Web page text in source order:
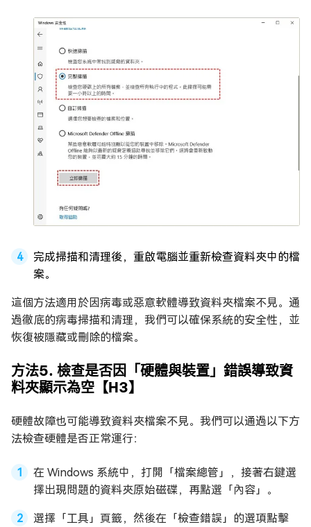
完成掃描和清理後，重啟電腦並重新檢查資料夾中的檔
案。
這個方法適用於因病毒或惡意軟體導致資料夾檔案不見。通
過徹底的病毒掃描和清理，我們可以確保系統的安全性，並
恢復被隱藏或刪除的檔案。
方法5. 檢查是否因「硬體與裝置」錯誤導致資
料夾顯示為空【H3】
硬體故障也可能導致資料夾檔案不見。我們可以通過以下方
法檢查硬體是否正常運行：
在 Windows 系統中，打開「檔案總管」，接著右鍵選
擇出現問題的資料夾原始磁碟，再點選「內容」。
選擇「工具」頁籤，然後在「檢查錯誤」的選項點擊